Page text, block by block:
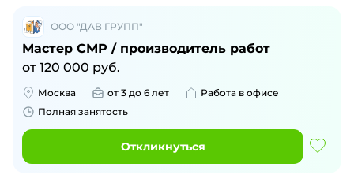
ООО "ДАВ ГРУПП"
Мастер СМР / производитель работ
от 120 000 руб.
Москва от 3 до 6 лет
Работа в офисе
Полная занятость
Откликнуться